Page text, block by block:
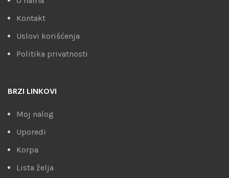
Kontakt
Uslovi korišćenja
Politika privatnosti
BRZI LINKOVI
Moj nalog
Uporedi
Korpa
Lista želja